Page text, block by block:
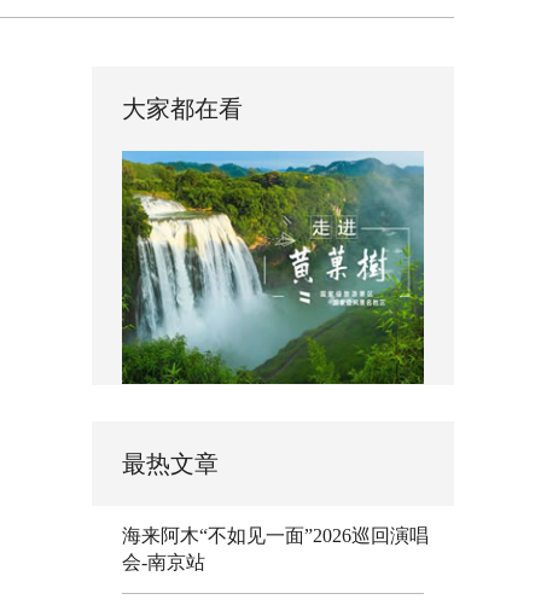
大家都在看
最热文章
海来阿木“不如见一面”2026巡回演唱
会-南京站